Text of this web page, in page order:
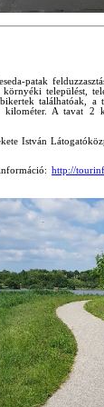
patak
települést,
találhatóak,
kilométer. A tavat 2
István
http://